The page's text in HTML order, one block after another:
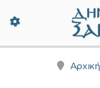
Δήμος
Αρχική